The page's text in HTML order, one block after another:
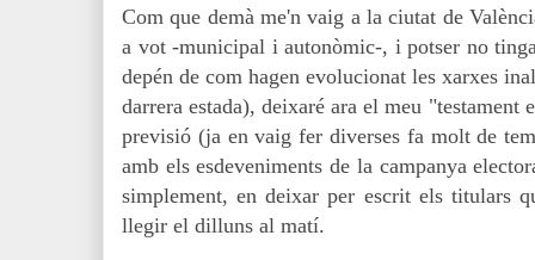
Com que demà me'n vaig a la ciutat de
a vot -municipal i autonòmic-, i potser no
depén de com hagen evolucionat les xarxes
darrera estada), deixaré ara el meu "testament
previsió (ja en vaig fer diverses fa molt de
amb els esdeveniments de la campanya
simplement, en deixar per escrit els titulars
llegir el dilluns al matí.